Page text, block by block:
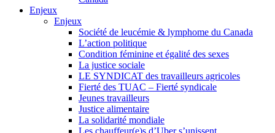
Enjeux
Enjeux
Société de leucémie & lymphome du Canada
L’action politique
Condition féminine et égalité des sexes
La justice sociale
LE SYNDICAT des travailleurs agricoles
Fierté des TUAC – Fierté syndicale
Jeunes travailleurs
Justice alimentaire
La solidarité mondiale